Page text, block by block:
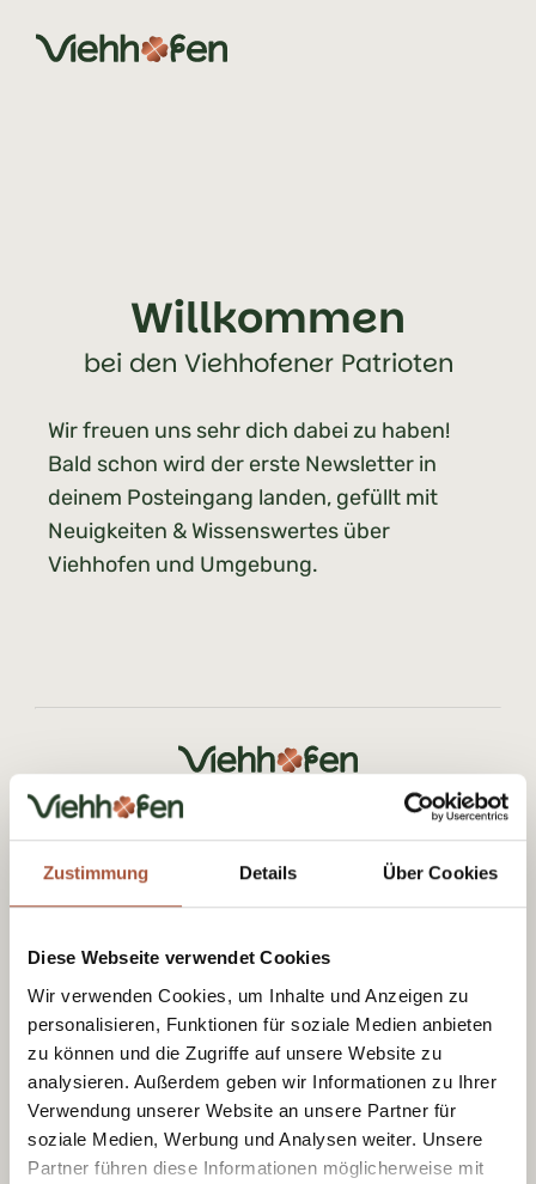
Zustimmung Details Über Cookies
Diese Webseite verwendet Cookies
Wir verwenden Cookies, um Inhalte und Anzeigen zu
personalisieren, Funktionen für soziale Medien anbieten
zu können und die Zugriffe auf unsere Website zu
analysieren. Außerdem geben wir Informationen zu Ihrer
Verwendung unserer Website an unsere Partner für
soziale Medien, Werbung und Analysen weiter. Unsere
Partner führen diese Informationen möglicherweise mit
Zum Inhalt springen (Alt+0)
Zum Hauptmenü springen (Alt+1)
Willkommen
bei den Viehhofener Patrioten
Wir freuen uns sehr dich dabei zu haben!
Bald schon wird der erste Newsletter in
deinem Posteingang landen, gefüllt mit
Neuigkeiten & Wissenswertes über
Viehhofen und Umgebung.
Tourismusverband Viehhofen
Dorfplatz 1, A-5752 Viehhofen
info@viehhofen.at
Erhalte Glücksmomente mit unserem
Newsletter